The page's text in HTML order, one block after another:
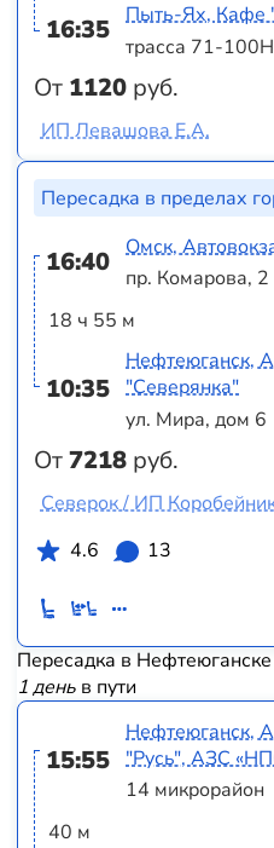
16:35
От 1120 руб.
Пыть-Ях, Кафе
трасса 71-
ИП Левашова Е.А.
Пересадка в пределах
16:40
18 ч 55 м
10:35
От7218 руб.
Омск,
пр. Комарова, 2
Нефтеюганск,
"Северянка"
ул. Мира, дом 6
Северок / ИП
4.6
13
Пересадка в
1 деньв пути
15:55
40 м
Нефтеюганск,
"Русь", АЗС
14 микрорайон